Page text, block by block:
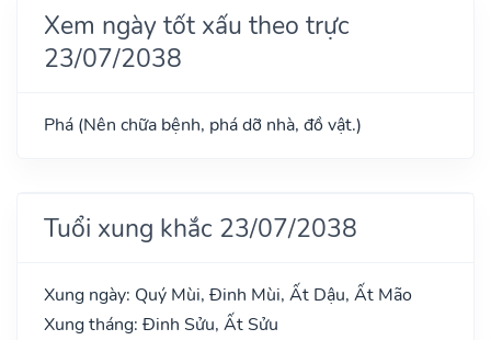
Xem ngày tốt xấu theo trực
23/07/2038
Phá (Nên chữa bệnh, phá dỡ nhà, đồ vật.)
Tuổi xung khắc 23/07/2038
Xung ngày: Quý Mùi, Đinh Mùi, Ất Dậu, Ất Mão
Xung tháng: Đinh Sửu, Ất Sửu